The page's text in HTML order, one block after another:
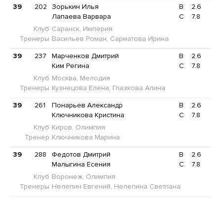
39 202 Зорькин Илья B
2.6
Лапаева Варвара
C
7.8
Клуб Саранск, Империя
Тренеры Васильев Роман, Сарматова Ирина
39 237 Марченков Дмитрий B
2.6
Ким Регина
C
7.8
Клуб Москва, Мелодия
Тренеры Кузнецова Елена, Глазкова Алина
39 261 Понарьев Александр B
2.6
Ключникова Кристина
C
7.8
Клуб Киров, Олимпия
Тренер Ключникова Марина
39 288 Федотов Дмитрий B
2.6
Малыгина Есения
C
7.8
Клуб Воронеж, Олимпия
Тренеры Нелепин Евгений, Нелепина Светлана